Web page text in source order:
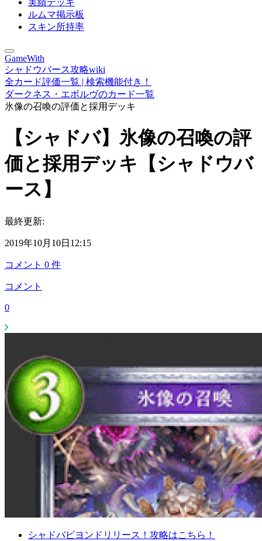
実績デッキ
ルムマ掲示板
スキン所持率
GameWith
シャドウバース攻略wiki
全カード評価一覧 | 検索機能付き！
ダークネス・エボルヴのカード一覧
氷像の召喚の評価と採用デッキ
【シャドバ】氷像の召喚の評
価と採用デッキ【シャドウバ
ース】
最終更新:
2019年10月10日12:15
コメント 0 件
コメント
0
シャドバビヨンドリリース！攻略はこちら！